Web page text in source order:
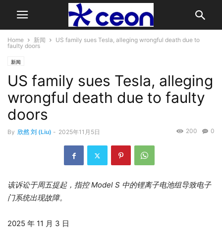
Home 新闻
US family sues Tesla, alleging wrongful death due to
faulty doors
新闻
US family sues Tesla, alleging
wrongful death due to faulty
doors
By 欣然 刘 (Liu) - 2025年11月5日 0
200
该诉讼于周五提起，指控 Model S 中的锂离子电池组导致电子
门系统出现故障。
发
2025 年 11 月 3 日